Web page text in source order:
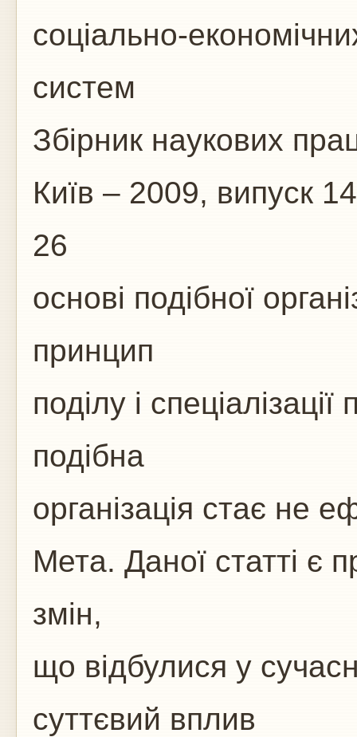
соціально-
систем
Збірник наукових
Київ – 2009, випуск 14
26
основі подібної
принцип
поділу і
подібна
організація стає не
Мета. Даної статті є
змін,
що відбулися у
суттєвий вплив